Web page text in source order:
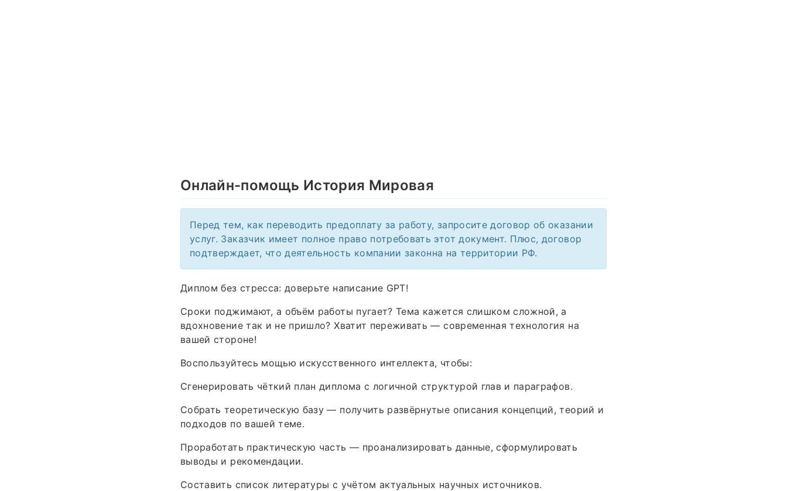
Онлайн-помощь История Мировая
Перед тем, как переводить предоплату за работу, запросите договор об оказании
услуг. Заказчик имеет полное право потребовать этот документ. Плюс, договор
подтверждает, что деятельность компании законна на территории РФ.
Диплом без стресса: доверьте написание GPT!
Сроки поджимают, а объём работы пугает? Тема кажется слишком сложной, а
вдохновение так и не пришло? Хватит переживать — современная технология на
вашей стороне!
Воспользуйтесь мощью искусственного интеллекта, чтобы:
Сгенерировать чёткий план диплома с логичной структурой глав и параграфов.
Собрать теоретическую базу — получить развёрнутые описания концепций, теорий и
подходов по вашей теме.
Проработать практическую часть — проанализировать данные, сформулировать
выводы и рекомендации.
Составить список литературы с учётом актуальных научных источников.